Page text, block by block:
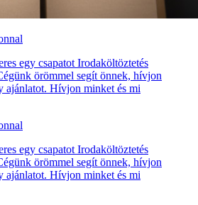
egy csapatot Irodaköltöztetés
örömmel segít önnek, hívjon
ajánlatot. Hívjon minket és mi
egy csapatot Irodaköltöztetés
örömmel segít önnek, hívjon
ajánlatot. Hívjon minket és mi